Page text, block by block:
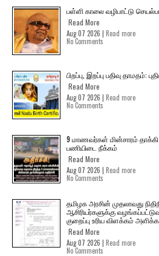
பள்ளி காலை வழிபாட்டு
Read More
Aug 07 2026 | Read more
No Comments
பிறப்பு, இறப்பு பதிவு தாமதம்:
Read More
Aug 07 2026 | Read more
No Comments
9 மாணவர்கள் மின்சாரம்
பணியிடை நீக்கம்
Read More
Aug 07 2026 | Read more
No Comments
தமிழக அரசின் முதலாவது
ஆசிரியர்களுக்கு
குறைப்பு உரிய விளக்கம்
Read More
Aug 07 2026 | Read more
No Comments